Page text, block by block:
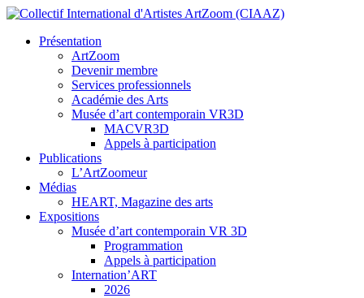
Présentation
ArtZoom
Devenir membre
Services professionnels
Académie des Arts
Musée d’art contemporain VR3D
MACVR3D
Appels à participation
Publications
L’ArtZoomeur
Médias
HEART, Magazine des arts
Expositions
Musée d’art contemporain VR 3D
Programmation
Appels à participation
Internation’ART
2026